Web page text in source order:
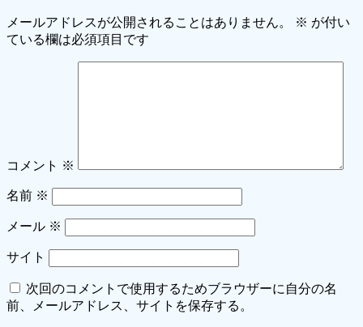
メールアドレスが公開されることはありません。 ※ が付い
ている欄は必須項目です
コメント ※
名前 ※
メール ※
サイト
次回のコメントで使用するためブラウザーに自分の名
前、メールアドレス、サイトを保存する。